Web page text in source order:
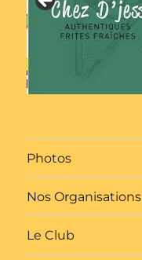
Photos
Nos Organisations
Le Club